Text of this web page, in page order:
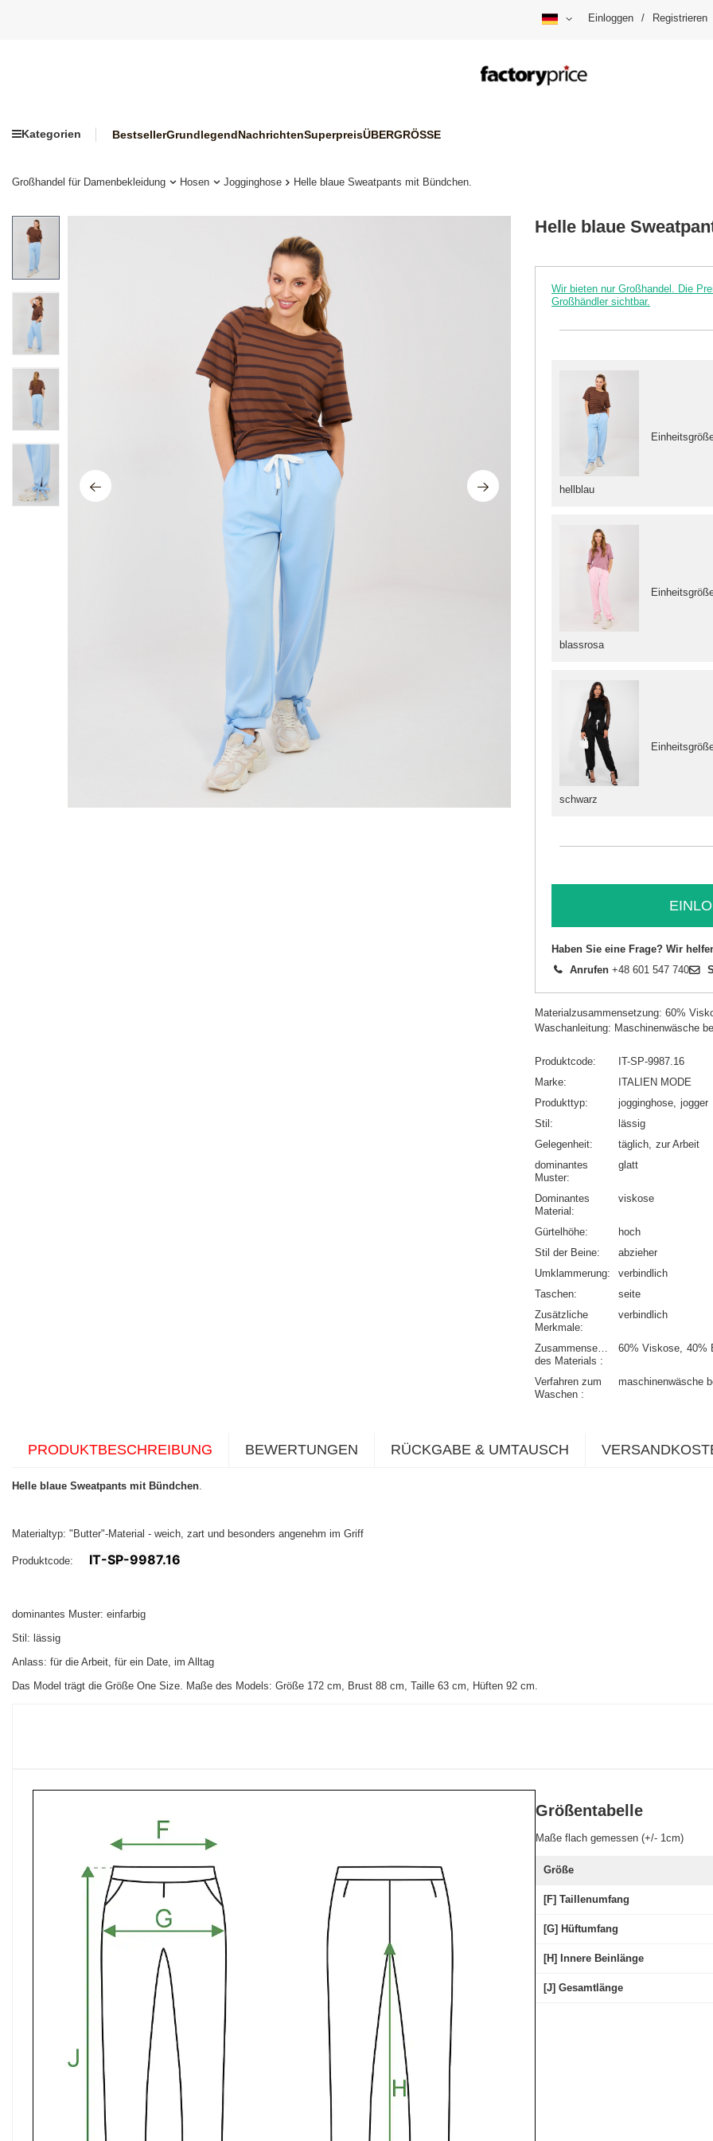
Einloggen / Registrieren
Kategorien BestsellerGrundlegendNachrichtenSuperpreisÜBERGRÖSSE
Großhandel für Damenbekleidung Hosen Jogginghose Helle blaue Sweatpants mit Bündchen.
Helle blaue
Wir bieten nur Großhandel. Die
Großhändler sichtbar.
hellblau
blassrosa
schwarz
Haben Sie eine Frage? Wir
Anrufen +48 601 547 740
Materialzusammensetzung: 60%
Waschanleitung: Maschinenwäsche
Produktcode
IT-SP-9987.16
Marke
ITALIEN MODE
Produkttyp
jogginghose jogger
Stil
lässig
Gelegenheit
täglich zur Arbeit
dominantes
Muster
glatt
Dominantes
Material
viskose
Gürtelhöhe
hoch
Stil der Beine
abzieher
Umklammerung
verbindlich
Taschen
seite
Zusätzliche
Merkmale
verbindlich
Zusammensetzung
des Materials
60% Viskose 40%
Verfahren zum
Waschen
maschinenwäsche
PRODUKTBESCHREIBUNG BEWERTUNGEN RÜCKGABE & UMTAUSCH
Helle blaue Sweatpants mit Bündchen.
Materialtyp: "Butter"-Material - weich, zart und besonders angenehm im Griff
Produktcode: IT-SP-9987.16
dominantes Muster: einfarbig
Stil: lässig
Anlass: für die Arbeit, für ein Date, im Alltag
Das Model trägt die Größe One Size. Maße des Models: Größe 172 cm, Brust 88 cm, Taille 63 cm, Hüften 92 cm.
Größentabelle
Maße flach gemessen (+/- 1cm)
Größe
[F] Taillenumfang
[G] Hüftumfang
[H] Innere Beinlänge
[J] Gesamtlänge